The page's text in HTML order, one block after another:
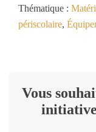
Thématique :
périscolaire,
Vous